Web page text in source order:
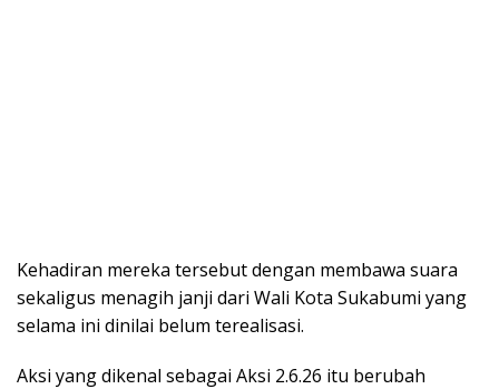
Kehadiran mereka tersebut dengan membawa suara
sekaligus menagih janji dari Wali Kota Sukabumi yang
selama ini dinilai belum terealisasi.
Aksi yang dikenal sebagai Aksi 2.6.26 itu berubah